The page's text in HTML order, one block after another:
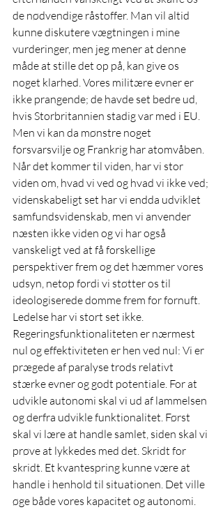
de nødvendige råstoffer. Man vil altid
kunne diskutere vægtningen i mine
vurderinger, men jeg mener at denne
måde at stille det op på, kan give os
noget klarhed. Vores militære evner er
ikke prangende; de havde set bedre ud,
hvis Storbritannien stadig var med i EU.
Men vi kan da mønstre noget
forsvarsvilje og Frankrig har atomvåben.
Når det kommer til viden, har vi stor
viden om, hvad vi ved og hvad vi ikke ved;
videnskabeligt set har vi endda udviklet
samfundsvidenskab, men vi anvender
næsten ikke viden og vi har også
vanskeligt ved at få forskellige
perspektiver frem og det hæmmer vores
udsyn, netop fordi vi støtter os til
ideologiserede domme frem for fornuft.
Ledelse har vi stort set ikke.
Regeringsfunktionaliteten er nærmest
nul og effektiviteten er hen ved nul: Vi er
prægede af paralyse trods relativt
stærke evner og godt potentiale. For at
udvikle autonomi skal vi ud af lammelsen
og derfra udvikle funktionalitet. Først
skal vi lære at handle samlet, siden skal vi
prøve at lykkedes med det. Skridt for
skridt. Et kvantespring kunne være at
handle i henhold til situationen. Det ville
øge både vores kapacitet og autonomi.